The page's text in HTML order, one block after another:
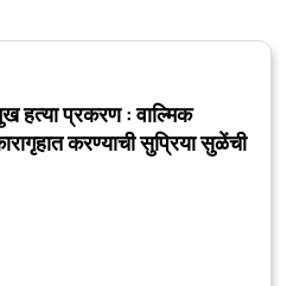
प्रकरण : वाल्मिक
करण्याची सुप्रिया सुळेंची